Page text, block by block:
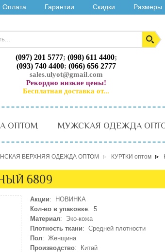
Оплата Гарантии Скидки Размеры
(097) 201 5777; (098) 611 4400;
(093) 740 4400; (066) 656 2777
sales.ulyot@gmail.com
Рекордно низкие цены!
Бесплатная доставка от...
ОПТОМ МУЖСКАЯ ОДЕЖДА
ВЕРХНЯЯ ОДЕЖДА ОПТОМ КУРТКИ оптом
6809
Акции: НОВИНКА
Кол-во в упаковке: 5
Материал: Эко-кожа
Плотность ткани: Средней плотности
Пол: Женщина
Производство: Китай